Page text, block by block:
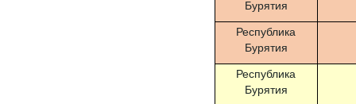
Бурятия
Республика
Бурятия
Республика
Бурятия